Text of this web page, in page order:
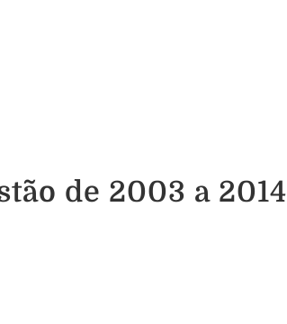
de 2003 a 2014